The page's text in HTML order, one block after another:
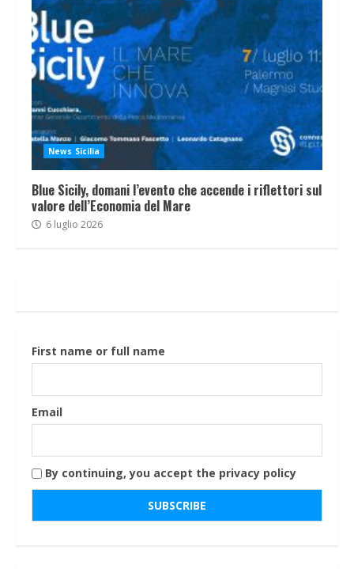
News Sicilia
Blue Sicily, domani l’evento che accende i riflettori sul
valore dell’Economia del Mare
6 luglio 2026
First name or full name
Email
By continuing, you accept the privacy policy